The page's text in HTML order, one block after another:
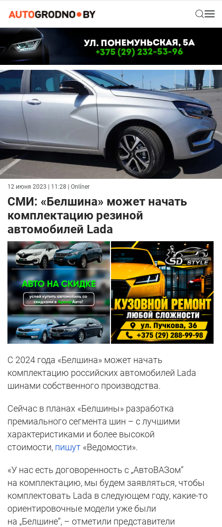
12 июня 2023 | 11:28 | Onlíner
СМИ: «Белшина» может начать
комплектацию резиной
автомобилей Lada
С 2024 года «Белшина» может начать
комплектацию российских автомобилей Lada
шинами собственного производства.
Сейчас в планах «Белшины» разработка
премиального сегмента шин – с лучшими
характеристиками и более высокой
стоимости, пишут «Ведомости».
«У нас есть договоренность с „АвтоВАЗом“
на комплектацию, мы будем заявляться, чтобы
комплектовать Lada в следующем году, какие-то
ориентировочные модели уже были
на „Белшине“, – отметили представители